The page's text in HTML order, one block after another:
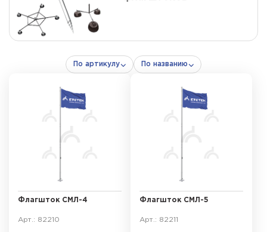
По артикулу По названию
Флагшток СМЛ-4
Арт.: 82210
Флагшток СМЛ-5
Арт.: 82211